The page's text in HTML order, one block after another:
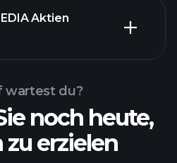
Aktien
wartest du?
noch heute,
erzielen